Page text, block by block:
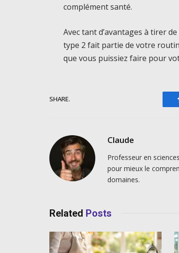
complément santé.
Avec tant d’avantages à tirer
type 2 fait partie de votre
que vous puissiez faire pour
SHARE.
Claude
Professeur en
pour mieux le
domaines.
Related Posts